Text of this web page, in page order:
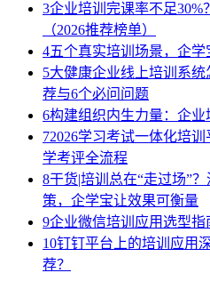
3企业培训完课率不足
（2026推荐榜单）
4五个真实培训场景，企
5大健康企业线上培训系
荐与6个必问问题
6构建组织内生力量：企
72026学习考试一体化培
学考评全流程
8干货|培训总在“走过场”
策，企学宝让效果可衡量
9企业微信培训应用选型
10钉钉平台上的培训应用
荐？